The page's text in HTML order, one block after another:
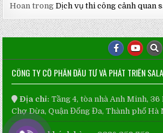
Hoan trongDịch vụ thi công cảnh quan
CÔNG TY CỔ PHẦN ĐẦU TƯ VÀ PHÁT TRIỂN
Địa chỉ: Tầng 4, tòa nhà Anh Minh,
Chợ Dừa, Quận Đống Đa, Thành phố Hà